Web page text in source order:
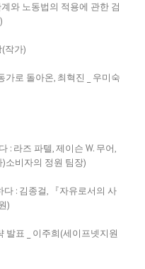
와 노동법의 적용에 관한 검
작가)
로 돌아온, 최혁진 _ 우미숙
: 라즈 파텔, 제이슨 W. 무어,
)소비자의 정원 팀장)
다 : 김종걸, 『자유로서의 사
)
발표 _ 이주희(세이프넷지원